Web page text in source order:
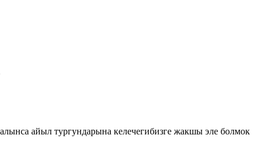
айыл тургундарына келечегибизге жакшы эле болмок